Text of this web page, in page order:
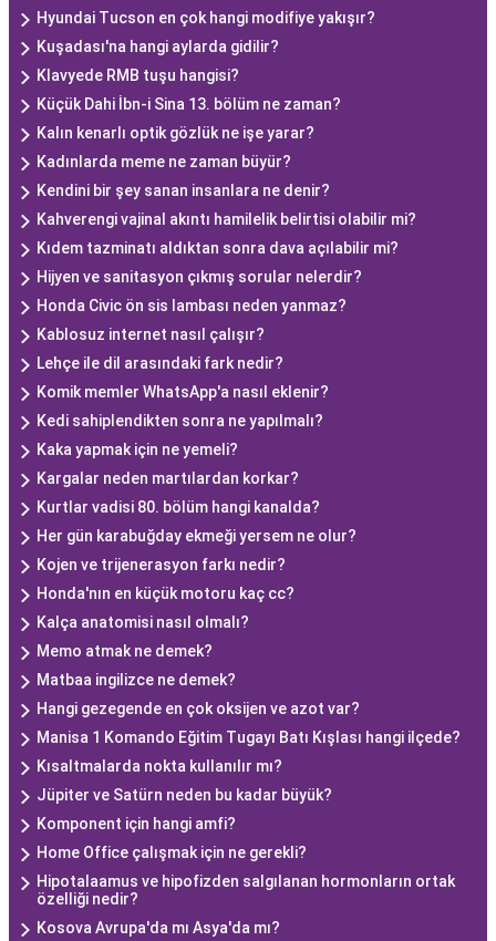
Hyundai Tucson en çok hangi modifiye yakışır?
Kuşadası'na hangi aylarda gidilir?
Klavyede RMB tuşu hangisi?
Küçük Dahi İbn-i Sina 13. bölüm ne zaman?
Kalın kenarlı optik gözlük ne işe yarar?
Kadınlarda meme ne zaman büyür?
Kendini bir şey sanan insanlara ne denir?
Kahverengi vajinal akıntı hamilelik belirtisi olabilir mi?
Kıdem tazminatı aldıktan sonra dava açılabilir mi?
Hijyen ve sanitasyon çıkmış sorular nelerdir?
Honda Civic ön sis lambası neden yanmaz?
Kablosuz internet nasıl çalışır?
Lehçe ile dil arasındaki fark nedir?
Komik memler WhatsApp'a nasıl eklenir?
Kedi sahiplendikten sonra ne yapılmalı?
Kaka yapmak için ne yemeli?
Kargalar neden martılardan korkar?
Kurtlar vadisi 80. bölüm hangi kanalda?
Her gün karabuğday ekmeği yersem ne olur?
Kojen ve trijenerasyon farkı nedir?
Honda'nın en küçük motoru kaç cc?
Kalça anatomisi nasıl olmalı?
Memo atmak ne demek?
Matbaa ingilizce ne demek?
Hangi gezegende en çok oksijen ve azot var?
Manisa 1 Komando Eğitim Tugayı Batı Kışlası hangi ilçede?
Kısaltmalarda nokta kullanılır mı?
Jüpiter ve Satürn neden bu kadar büyük?
Komponent için hangi amfi?
Home Office çalışmak için ne gerekli?
Hipotalaamus ve hipofizden salgılanan hormonların ortak
özelliği nedir?
Kosova Avrupa'da mı Asya'da mı?